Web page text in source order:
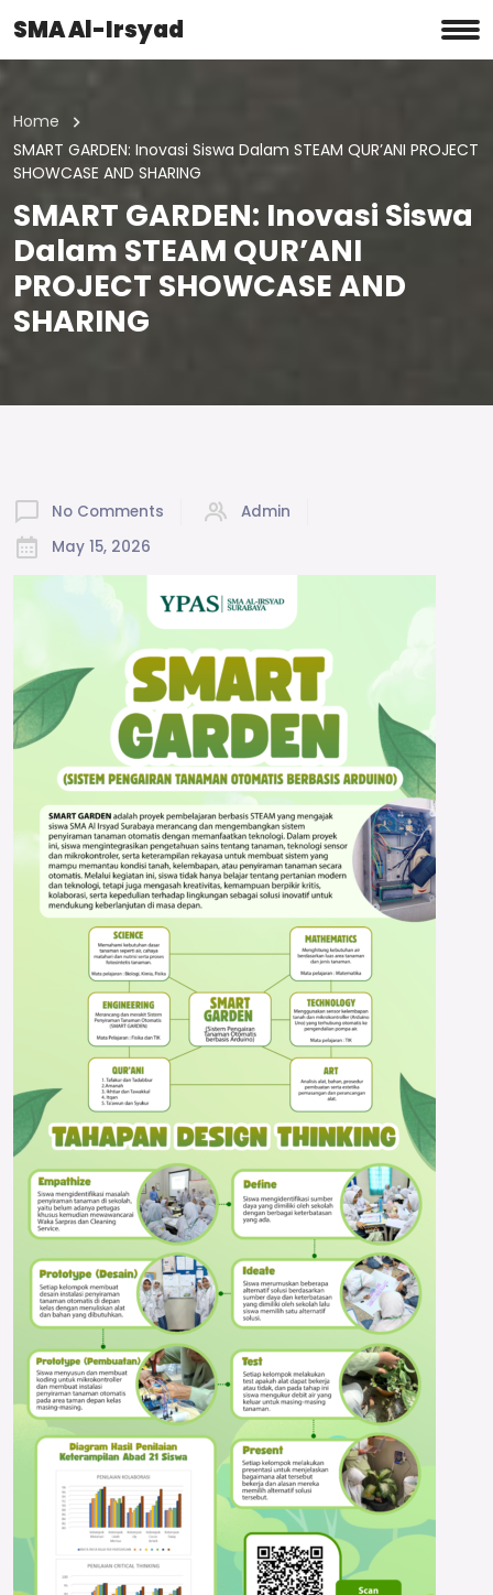
SMA Al-Irsyad
Home
SMART GARDEN: Inovasi Siswa Dalam STEAM QUR’ANI PROJECT
SHOWCASE AND SHARING
SMART GARDEN: Inovasi Siswa
Dalam STEAM QUR’ANI
PROJECT SHOWCASE AND
SHARING
No Comments
Admin
May 15, 2026